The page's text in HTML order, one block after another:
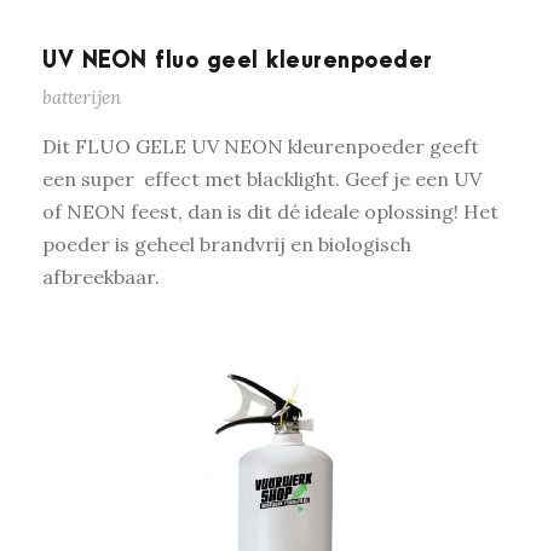
UV NEON fluo geel kleurenpoeder
batterijen
Dit FLUO GELE UV NEON kleurenpoeder geeft
een super effect met blacklight. Geef je een UV
of NEON feest, dan is dit dé ideale oplossing! Het
poeder is geheel brandvrij en biologisch
afbreekbaar.